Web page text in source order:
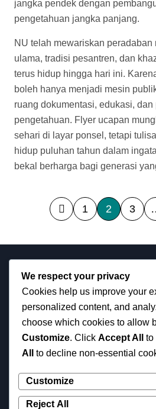
jangka pendek dengan
pengetahuan jangka panjang.
NU telah mewariskan
ulama, tradisi pesantren, dan
terus hidup hingga hari ini.
boleh hanya menjadi mesin
ruang dokumentasi, edukasi, dan
pengetahuan. Flyer ucapan
sehari di layar ponsel, tetapi
hidup puluhan tahun dalam
bekal berharga bagi generasi
P
o
s
t
s
p
a
g
i
n
a
1 2 3
Search
We respect your privacy
Cookies help us improve your
personalized content, and
choose which cookies to allow
Customize. Click Accept All to
All
to decline non-essential
Customize
Reject All